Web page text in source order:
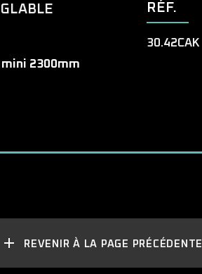
2300mm
RÉF.
30.42CAK
REVENIR À LA PAGE PRÉCÉDENTE